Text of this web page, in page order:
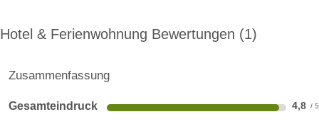
Hotel & Ferienwohnung Bewertungen 1
Zusammenfassung
Gesamteindruck 4,8